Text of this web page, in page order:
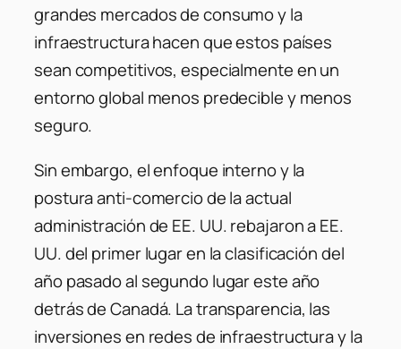
grandes mercados de consumo y la
infraestructura hacen que estos países
sean competitivos, especialmente en un
entorno global menos predecible y menos
seguro.
Sin embargo, el enfoque interno y la
postura anti-comercio de la actual
administración de EE. UU. rebajaron a EE.
UU. del primer lugar en la clasificación del
año pasado al segundo lugar este año
detrás de Canadá. La transparencia, las
inversiones en redes de infraestructura y la